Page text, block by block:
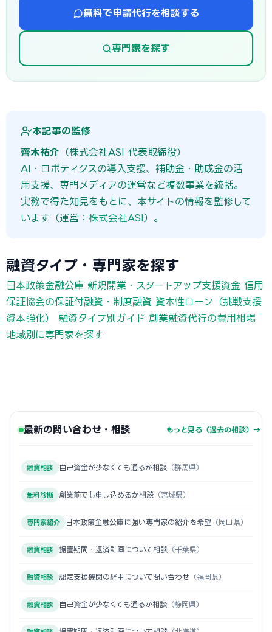
無料で申請代行を相談する
専門家を探す
本記事の監修
齊木祐介 （株式会社ASI 代表取締役）
AI・ロボティクスの導入支援、補助金・助成金の活
用支援、専門メディアの運営など複数事業を統括。
実務で得た知見をもとに、本サイトの情報を監修して
います（運営： 株式会社ASI）。
融資タイプ・専門家を探す
日本政策金融公庫 新規開業・スタートアップ支援資金 信用
保証協会の保証付融資・制度融資 資本性ローン（挑戦支援
資本強化）
融資タイプ別ガイド 創業融資代行の費用相場
地域別に専門家を探す
最新の問い合わせ・相談 もっと見る（過去の相談）→
融資相談 自己資金が少なくても通るか相談 （群馬県）
無料診断 創業前でも申し込めるか相談 （宮城県）
専門家紹介 日本政策金融公庫に強い専門家の紹介を希望 （岡山県）
融資相談 据置期間・返済計画について相談 （千葉県）
融資相談 認定支援機関の経由について問い合わせ （福岡県）
融資相談 自己資金が少なくても通るか相談 （静岡県）